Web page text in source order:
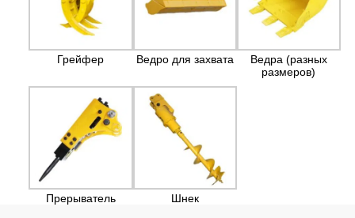
Грейфер Ведро для захвата
Ведра (разных
размеров)
Прерыватель Шнек